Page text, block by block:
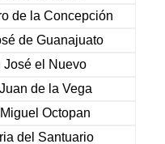
de la Concepción
de Guanajuato
José el Nuevo
de la Vega
Octopan
del Santuario